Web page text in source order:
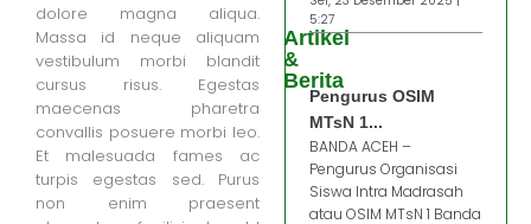
dolore magna aliqua.
Massa id neque aliquam
vestibulum morbi blandit
cursus risus. Egestas
maecenas pharetra
convallis posuere morbi leo.
Et malesuada fames ac
turpis egestas sed. Purus
non enim praesent
Artikel
&
Berita
5:27
Pengurus OSIM
MTsN 1...
BANDA ACEH –
Pengurus Organisasi
Siswa Intra Madrasah
atau OSIM MTsN 1 Banda